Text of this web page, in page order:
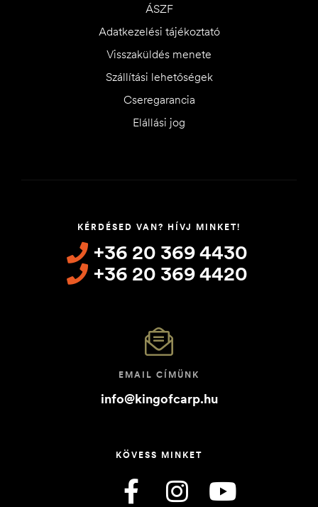
ÁSZF
Adatkezelési tájékoztató
Visszaküldés menete
Szállítási lehetőségek
Cseregarancia
Elállási jog
KÉRDÉSED VAN? HÍVJ MINKET!
+36 20 369 4430
+36 20 369 4420
EMAIL CÍMÜNK
info@kingofcarp.hu
KÖVESS MINKET